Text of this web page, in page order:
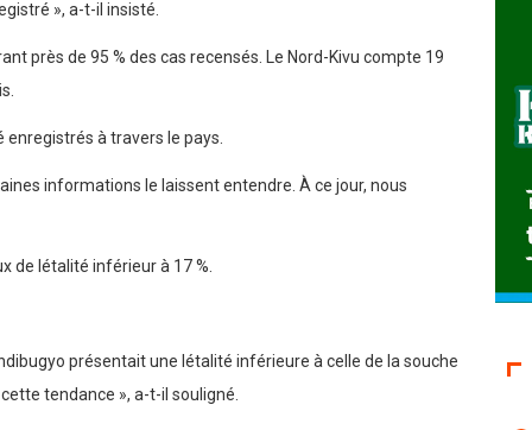
», a-t-il insisté.
près de 95 % des cas recensés. Le Nord-Kivu compte 19
enregistrés à travers le pays.
informations le laissent entendre. À ce jour, nous
de létalité inférieur à 17 %.
présentait une létalité inférieure à celle de la souche
tendance », a-t-il souligné.